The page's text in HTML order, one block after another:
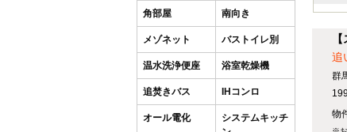
追
群
物
角部屋 南向き
メゾネット バストイレ別
温水洗浄便座 浴室乾燥機
追焚きバス IHコンロ
オール電化
システムキッチ